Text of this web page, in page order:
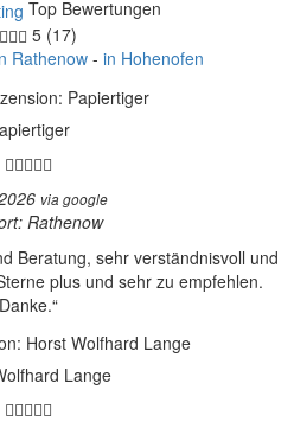
Top Bewertungen
5 (17)
Rathenow - in Hohenofen
via google
Rathenow
Beratung, sehr verständnisvoll und
plus und sehr zu empfehlen.
Danke.“
Lange